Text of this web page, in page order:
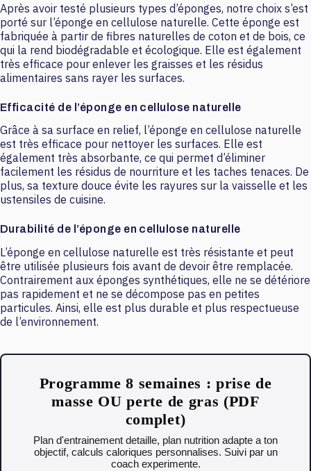
Après avoir testé plusieurs types d’éponges, notre choix s’est
porté sur l’éponge en cellulose naturelle. Cette éponge est
fabriquée à partir de fibres naturelles de coton et de bois, ce
qui la rend biodégradable et écologique. Elle est également
très efficace pour enlever les graisses et les résidus
alimentaires sans rayer les surfaces.
Efficacité de l’éponge en cellulose naturelle
Grâce à sa surface en relief, l’éponge en cellulose naturelle
est très efficace pour nettoyer les surfaces. Elle est
également très absorbante, ce qui permet d’éliminer
facilement les résidus de nourriture et les taches tenaces. De
plus, sa texture douce évite les rayures sur la vaisselle et les
ustensiles de cuisine.
Durabilité de l’éponge en cellulose naturelle
L’éponge en cellulose naturelle est très résistante et peut
être utilisée plusieurs fois avant de devoir être remplacée.
Contrairement aux éponges synthétiques, elle ne se détériore
pas rapidement et ne se décompose pas en petites
particules. Ainsi, elle est plus durable et plus respectueuse
de l’environnement.
Programme 8 semaines : prise de
masse OU perte de gras (PDF
complet)
Plan d'entrainement detaille, plan nutrition adapte a ton
objectif, calculs caloriques personnalises. Suivi par un
coach experimente.